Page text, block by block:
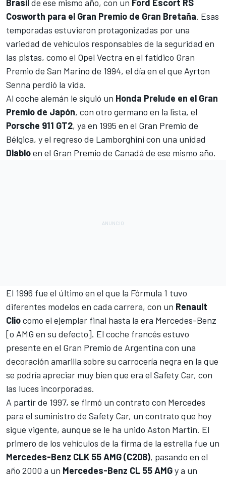
Brasil de ese mismo año, con un Ford Escort RS
Cosworth para el Gran Premio de Gran Bretaña. Esas
temporadas estuvieron protagonizadas por una
variedad de vehículos responsables de la seguridad en
las pistas, como el Opel Vectra en el fatídico Gran
Premio de San Marino de 1994, el día en el que Ayrton
Senna perdió la vida.
Al coche alemán le siguió un Honda Prelude en el Gran
Premio de Japón, con otro germano en la lista, el
Porsche 911 GT2, ya en 1995 en el Gran Premio de
Bélgica, y el regreso de Lamborghini con una unidad
Diabloen el Gran Premio de Canadá de ese mismo año.
El 1996 fue el último en el que la Fórmula 1 tuvo
diferentes modelos en cada carrera, con un Renault
Cliocomo el ejemplar final hasta la era Mercedes-Benz
[o AMG en su defecto]. El coche francés estuvo
presente en el Gran Premio de Argentina con una
decoración amarilla sobre su carrocería negra en la que
se podría apreciar muy bien que era el Safety Car, con
las luces incorporadas.
A partir de 1997, se firmó un contrato con Mercedes
para el suministro de Safety Car, un contrato que hoy
sigue vigente, aunque se le ha unido Aston Martin. El
primero de los vehículos de la firma de la estrella fue un
Mercedes-Benz CLK 55 AMG(C208), pasando en el
año 2000 a un Mercedes-Benz CL 55 AMGy a un